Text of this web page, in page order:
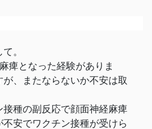
。
痺となった経験がありま
、またならないか不安は取
接種の副反応で顔面神経麻痺
安でワクチン接種が受けら